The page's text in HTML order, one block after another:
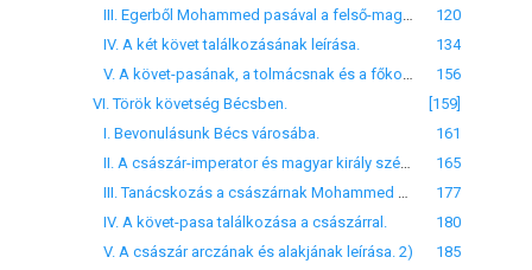
120
IV. A két követ találkozásának leírása.
134
156
VI. Török követség Bécsben.
[159]
I. Bevonulásunk Bécs városába.
161
165
177
IV. A követ-pasa találkozása a császárral.
180
V. A császár arczának és alakjának leírása. 2)
185